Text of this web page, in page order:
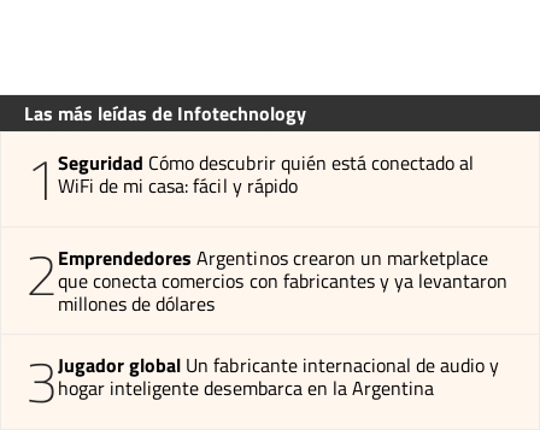
Las más leídas de Infotechnology
1 Seguridad Cómo descubrir quién está conectado al
WiFi de mi casa: fácil y rápido
2Emprendedores Argentinos crearon un marketplace
que conecta comercios con fabricantes y ya levantaron
millones de dólares
3Jugador global Un fabricante internacional de audio y
hogar inteligente desembarca en la Argentina